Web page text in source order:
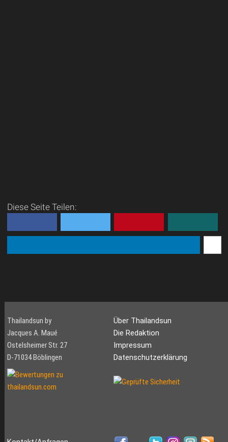
Diese Seite Teilen:
Thailandsun by
Jacques A. Maué
Ostelsheimer Str. 27
D-71034 Böblingen
Über Thailandsun
Die Redaktion
Impressum
Datenschutzerklärung